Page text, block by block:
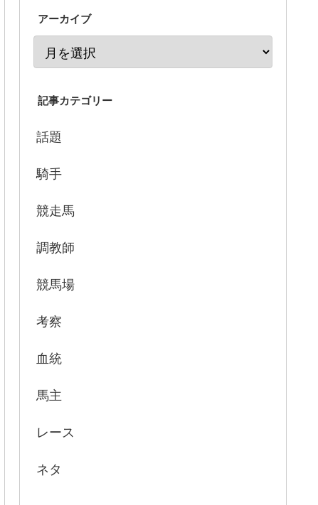
アーカイブ
記事カテゴリー
話題
騎手
競走馬
調教師
競馬場
考察
血統
馬主
レース
ネタ